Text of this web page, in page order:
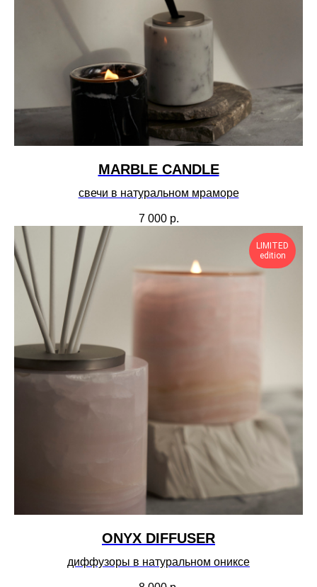
MARBLE CANDLE
свечи в натуральном мраморе
7 000 р.
LIMITED
edition
ONYX DIFFUSER
диффузоры в натуральном ониксе